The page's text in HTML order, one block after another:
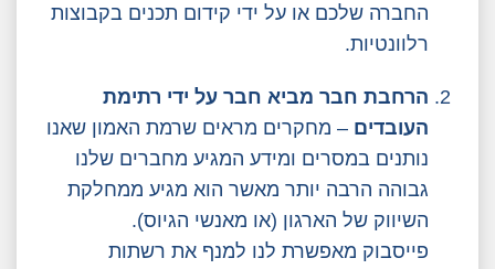
החברה שלכם או על ידי קידום תכנים בקבוצות
רלוונטיות.
הרחבת חבר מביא חבר על ידי רתימת
העובדים – מחקרים מראים שרמת האמון שאנו
נותנים במסרים ומידע המגיע מחברים שלנו
גבוהה הרבה יותר מאשר הוא מגיע ממחלקת
השיווק של הארגון (או מאנשי הגיוס).
פייסבוק מאפשרת לנו למנף את רשתות